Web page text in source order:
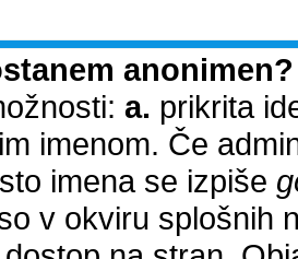
anonimen?
a. prikrita
imenom. Če
imena se izpiše
v okviru splošnih